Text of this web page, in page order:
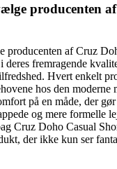
producenten
af Cruz
deres fremragende
Hvert enkelt
hos den moderne
på en måde, der
og mere formelle
Cruz Doho Casual
der ikke kun ser